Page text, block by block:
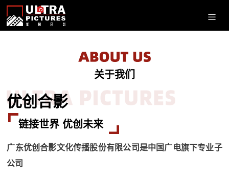
关于我们
优创合影
链接世界 优创未来
广东优创合影文化传播股份有限公司是中国广电旗下专业子
公司